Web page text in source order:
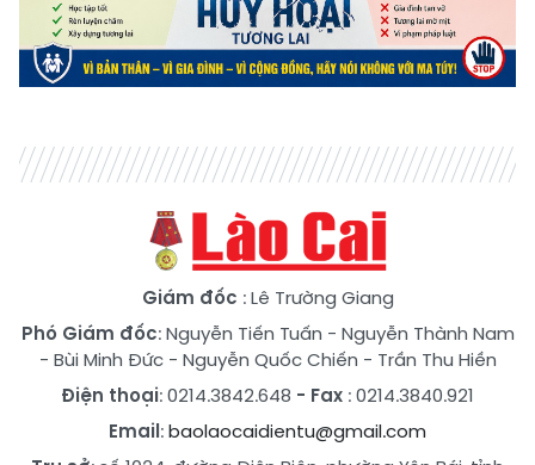
Giám đốc : Lê Trường Giang
Phó Giám đốc:Nguyễn Tiến Tuấn - Nguyễn Thành Nam
- Bùi Minh Đức- Nguyễn Quốc Chiến - Trần Thu Hiền
Điện thoại: 0214.3842.648 - Fax : 0214.3840.921
Email:baolaocaidientu@gmail.com